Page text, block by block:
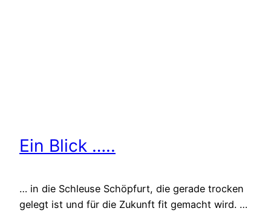
Ein Blick …..
… in die Schleuse Schöpfurt, die gerade trocken
gelegt ist und für die Zukunft fit gemacht wird. …